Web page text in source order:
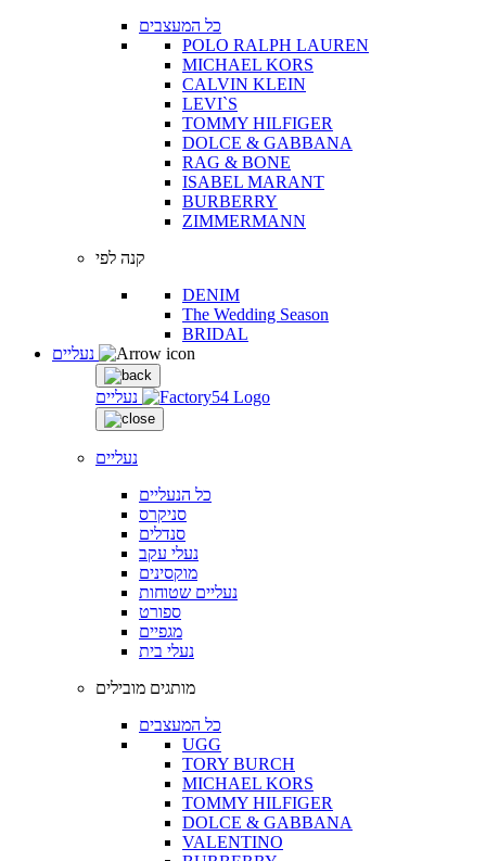
כל המעצבים
POLO RALPH LAUREN
MICHAEL KORS
CALVIN KLEIN
LEVI`S
TOMMY HILFIGER
DOLCE & GABBANA
RAG & BONE
ISABEL MARANT
BURBERRY
ZIMMERMANN
קנה לפי
DENIM
The Wedding Season
BRIDAL
נעליים
נעליים
כל הנעליים
סניקרס
סנדלים
נעלי עקב
מוקסינים
נעליים שטוחות
ספורט
מגפיים
נעלי בית
מותגים מובילים
כל המעצבים
UGG
TORY BURCH
MICHAEL KORS
TOMMY HILFIGER
DOLCE & GABBANA
VALENTINO